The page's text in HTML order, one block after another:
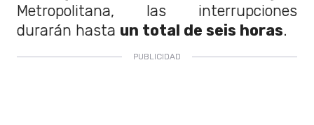
Metropolitana, las interrupciones
durarán hasta un total de seis horas.